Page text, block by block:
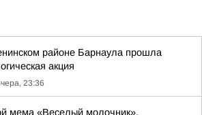
районе Барнаула прошла
акция
23:36
мема «Веселый молочник»,